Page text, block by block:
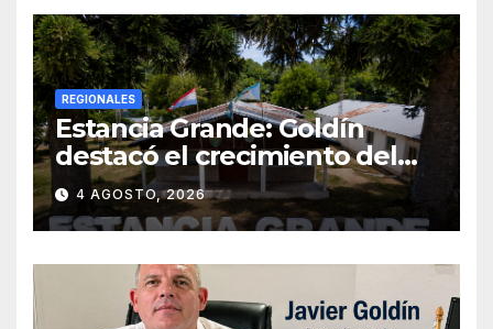
VECINOS
REGIONALES
Estancia Grande: Goldín
destacó el crecimiento del
municipio, anunció nuevas
obras y defendió su gestión
frente a las críticas
4 AGOSTO, 2026